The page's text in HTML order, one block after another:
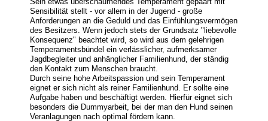
Sensibilität stellt - vor allem in der Jugend - große
Anforderungen an die Geduld und das Einfühlungsvermögen
des Besitzers. Wenn jedoch stets der Grundsatz "liebevolle
Konsequenz" beachtet wird, so wird aus dem gelehrigen
Temperamentsbündel ein verlässlicher, aufmerksamer
Jagdbegleiter und anhänglicher Familienhund, der ständig
den Kontakt zum Menschen braucht.
Durch seine hohe Arbeitspassion und sein Temperament
eignet er sich nicht als reiner Familienhund. Er sollte eine
Aufgabe haben und beschäftigt werden. Hierfür eignet sich
besonders die Dummyarbeit, bei der man den Hund seinen
Veranlagungen nach optimal fördern kann.